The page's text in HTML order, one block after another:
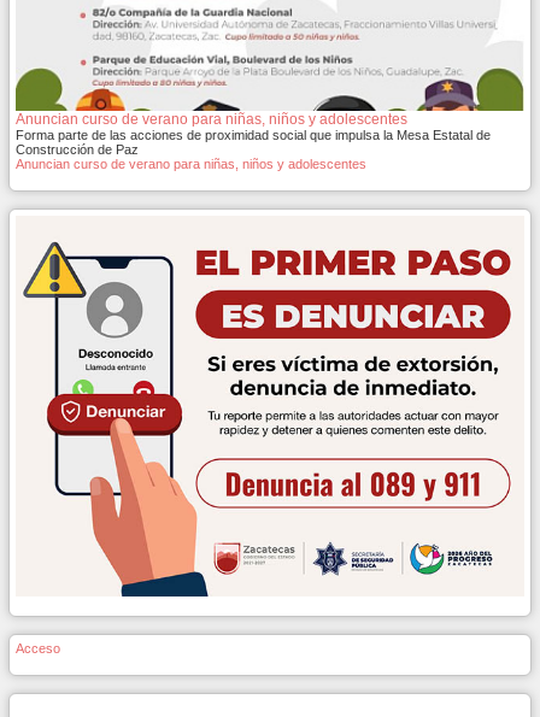
Anuncian curso de verano para niñas, niños y adolescentes
Forma parte de las acciones de proximidad social que impulsa la Mesa Estatal de
Construcción de Paz
Anuncian curso de verano para niñas, niños y adolescentes
Acceso